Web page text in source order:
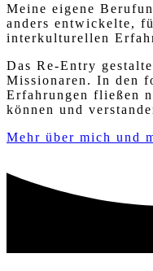
Meine eigene
anders entwickelte,
interkulturellen
Das Re-Entry
Missionaren. In den
Erfahrungen fließen
können und
Mehr über mich und